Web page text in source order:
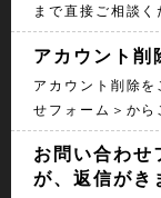
まで直接ご相談く
アカウント削
アカウント削除
せフォーム＞から
お問い合わせ
が、返信がき